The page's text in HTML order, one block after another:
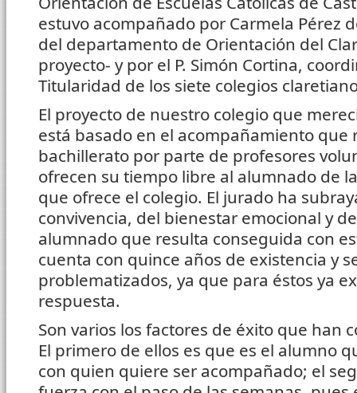
estuvo acompañado por Carmela Pérez
del departamento de Orientación del
proyecto- y por el P. Simón Cortina,
Titularidad de los siete colegios
El proyecto de nuestro colegio que
está basado en el acompañamiento que
bachillerato por parte de profesores
ofrecen su tiempo libre al alumnado de
que ofrece el colegio. El jurado ha
convivencia, del bienestar emocional y
alumnado que resulta conseguida con
cuenta con quince años de existencia y
problematizados, ya que para éstos ya
respuesta.
Son varios los factores de éxito que han
El primero de ellos es que es el alumno
con quien quiere ser acompañado; el